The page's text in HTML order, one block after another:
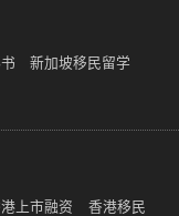
新加坡移民留学
上市融资 香港移民